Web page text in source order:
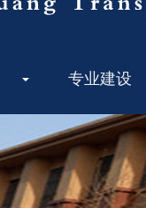
专业建设